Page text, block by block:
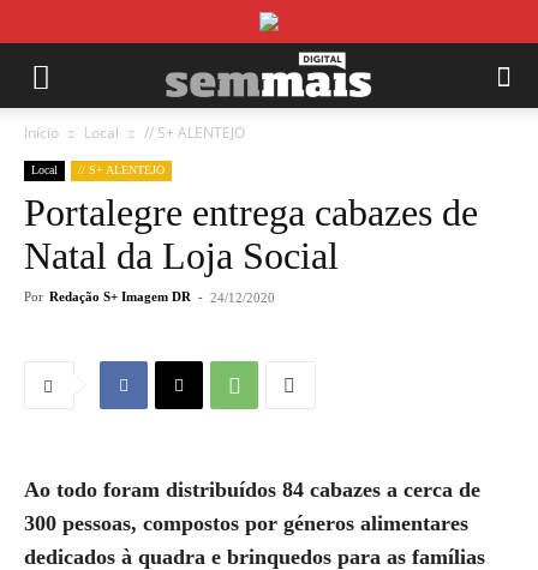
Início Local // S+ ALENTEJO
Local // S+ ALENTEJO
Portalegre entrega cabazes de
Natal da Loja Social
Por Redação S+ Imagem DR - 24/12/2020
Ao todo foram distribuídos 84 cabazes a cerca de
300 pessoas, compostos por géneros alimentares
dedicados à quadra e brinquedos para as famílias